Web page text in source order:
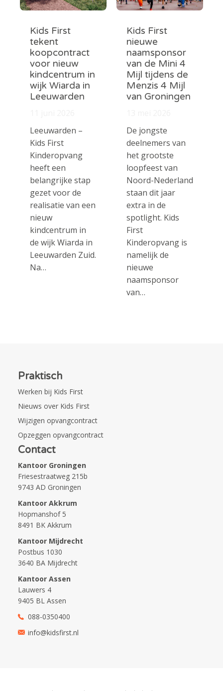
Kids First
tekent
koopcontract
voor nieuw
kindcentrum in
wijk Wiarda in
Leeuwarden
Leeuwarden –
Kids First
Kinderopvang
heeft een
belangrijke stap
gezet voor de
realisatie van een
nieuw
kindcentrum in
de wijk Wiarda in
Leeuwarden Zuid.
Na…
Kids First
nieuwe
naamsponsor
van de Mini 4
Mijl tijdens de
Menzis 4 Mijl
van Groningen
De jongste
deelnemers van
het grootste
loopfeest van
Noord-Nederland
staan dit jaar
extra in de
spotlight. Kids
First
Kinderopvang is
namelijk de
nieuwe
naamsponsor
van…
Praktisch
Werken bij Kids First
Nieuws over Kids First
Wijzigen opvangcontract
Opzeggen opvangcontract
Contact
Kantoor Groningen
Friesestraatweg 215b
9743 AD Groningen
Kantoor Akkrum
Hopmanshof 5
8491 BK Akkrum
Kantoor Mijdrecht
Postbus 1030
3640 BA Mijdrecht
Kantoor Assen
Lauwers 4
9405 BL Assen
088-0350400
info@kidsfirst.nl